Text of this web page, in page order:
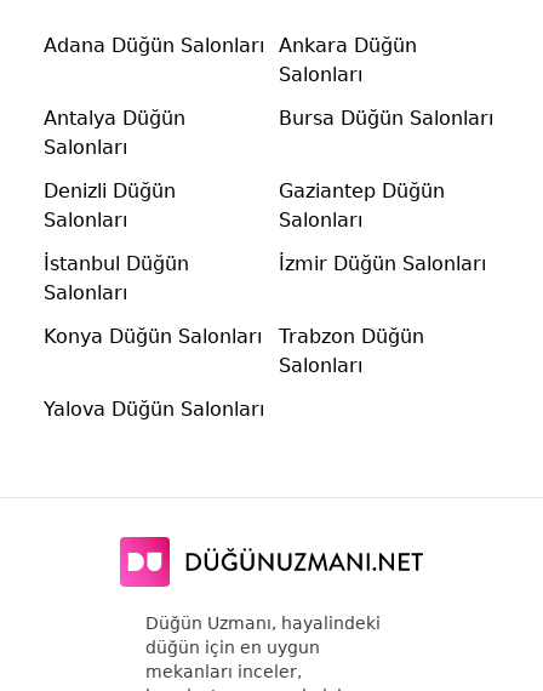
Adana Düğün Salonları
Ankara Düğün
Salonları
Antalya Düğün
Salonları
Bursa Düğün Salonları
Denizli Düğün
Salonları
Gaziantep Düğün
Salonları
İstanbul Düğün
Salonları
İzmir Düğün Salonları
Konya Düğün Salonları
Trabzon Düğün
Salonları
Yalova Düğün Salonları
Düğün Uzmanı, hayalindeki
düğün için en uygun
mekanları inceler,